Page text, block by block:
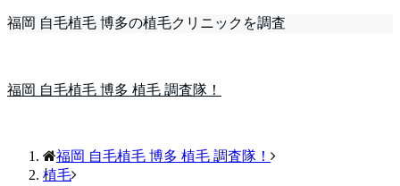
福岡 自毛植毛 博多の植毛クリニックを調査
福岡 自毛植毛 博多 植毛 調査隊！
福岡 自毛植毛 博多 植毛 調査隊！
植毛